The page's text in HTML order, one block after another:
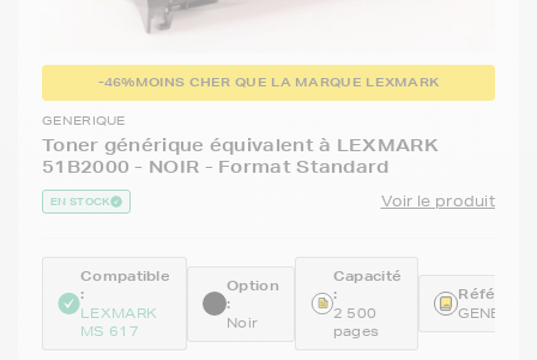
-46%MOINS CHER QUE LA MARQUE LEXMARK
GENERIQUE
Toner générique équivalent à LEXMARK
51B2000 - NOIR - Format Standard
EN STOCK Voir le produit
Compatible
:
LEXMARK
MS 617
Option
:
Noir
Capacité
:
2 500
pages